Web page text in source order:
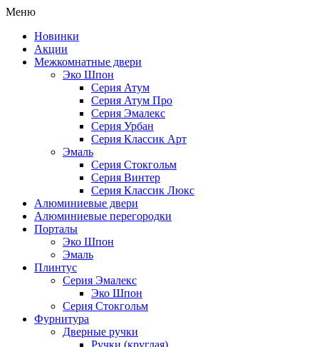
Меню
Новинки
Акции
Межкомнатные двери
Эко Шпон
Серия Атум
Серия Атум Про
Серия Эмалекс
Серия Урбан
Серия Классик Арт
Эмаль
Серия Стокгольм
Серия Винтер
Серия Классик Люкс
Алюминиевые двери
Алюминиевые перегородки
Порталы
Эко Шпон
Эмаль
Плинтус
Серия Эмалекс
Эко Шпон
Серия Стокгольм
Фурнитура
Дверные ручки
Ручки (круглая)